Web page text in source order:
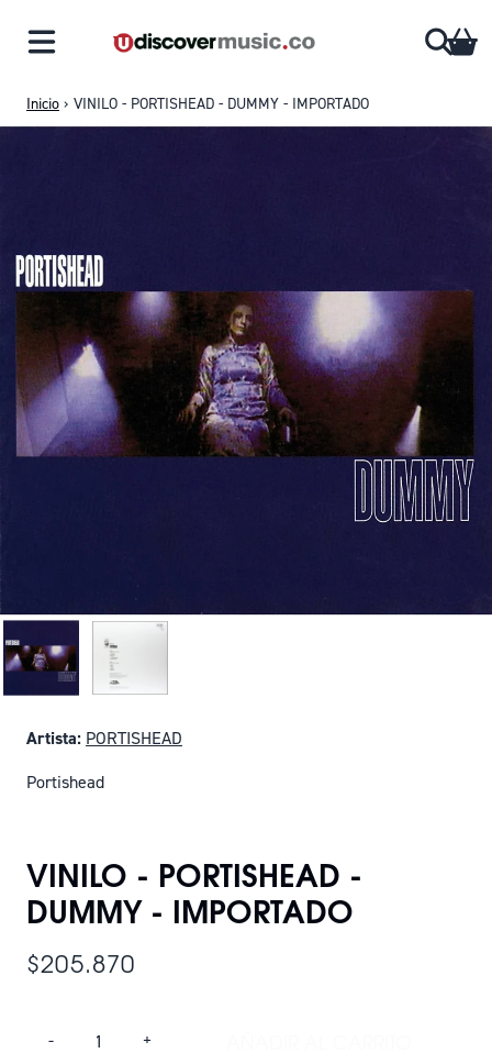
Inicio › VINILO - PORTISHEAD - DUMMY - IMPORTADO
Artista: PORTISHEAD
Portishead
VINILO - PORTISHEAD -
DUMMY - IMPORTADO
$205.870
- +